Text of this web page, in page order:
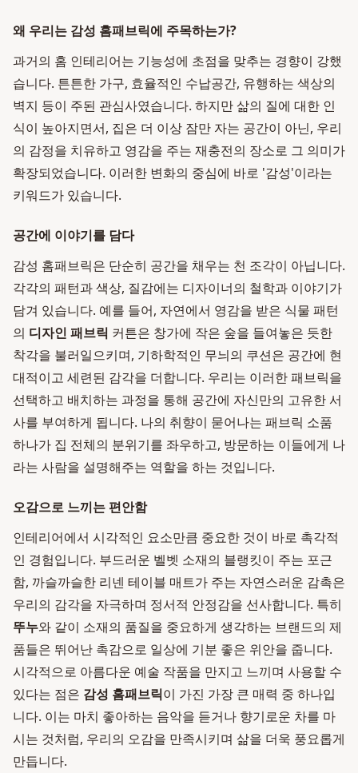
왜 우리는 감성 홈패브릭에 주목하는가?
과거의 홈 인테리어는 기능성에 초점을 맞추는 경향이 강했
습니다. 튼튼한 가구, 효율적인 수납공간, 유행하는 색상의
벽지 등이 주된 관심사였습니다. 하지만 삶의 질에 대한 인
식이 높아지면서, 집은 더 이상 잠만 자는 공간이 아닌, 우리
의 감정을 치유하고 영감을 주는 재충전의 장소로 그 의미가
확장되었습니다. 이러한 변화의 중심에 바로 '감성'이라는
키워드가 있습니다.
공간에 이야기를 담다
감성 홈패브릭은 단순히 공간을 채우는 천 조각이 아닙니다.
각각의 패턴과 색상, 질감에는 디자이너의 철학과 이야기가
담겨 있습니다. 예를 들어, 자연에서 영감을 받은 식물 패턴
의 디자인 패브릭 커튼은 창가에 작은 숲을 들여놓은 듯한
착각을 불러일으키며, 기하학적인 무늬의 쿠션은 공간에 현
대적이고 세련된 감각을 더합니다. 우리는 이러한 패브릭을
선택하고 배치하는 과정을 통해 공간에 자신만의 고유한 서
사를 부여하게 됩니다. 나의 취향이 묻어나는 패브릭 소품
하나가 집 전체의 분위기를 좌우하고, 방문하는 이들에게 나
라는 사람을 설명해주는 역할을 하는 것입니다.
오감으로 느끼는 편안함
인테리어에서 시각적인 요소만큼 중요한 것이 바로 촉각적
인 경험입니다. 부드러운 벨벳 소재의 블랭킷이 주는 포근
함, 까슬까슬한 리넨 테이블 매트가 주는 자연스러운 감촉은
우리의 감각을 자극하며 정서적 안정감을 선사합니다. 특히
뚜누와 같이 소재의 품질을 중요하게 생각하는 브랜드의 제
품들은 뛰어난 촉감으로 일상에 기분 좋은 위안을 줍니다.
시각적으로 아름다운 예술 작품을 만지고 느끼며 사용할 수
있다는 점은 감성 홈패브릭이 가진 가장 큰 매력 중 하나입
니다. 이는 마치 좋아하는 음악을 듣거나 향기로운 차를 마
시는 것처럼, 우리의 오감을 만족시키며 삶을 더욱 풍요롭게
만듭니다.